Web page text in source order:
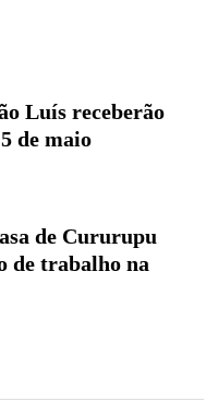
Luís receberão
de maio
de Cururupu
de trabalho na